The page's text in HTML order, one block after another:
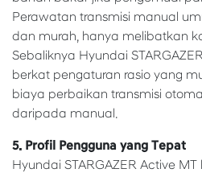
Perawatan transmisi manual
dan murah, hanya melibatkan
Sebaliknya Hyundai
berkat pengaturan rasio yang
biaya perbaikan transmisi
daripada manual.
5. Profil Pengguna yang Tepat
Hyundai STARGAZER Active